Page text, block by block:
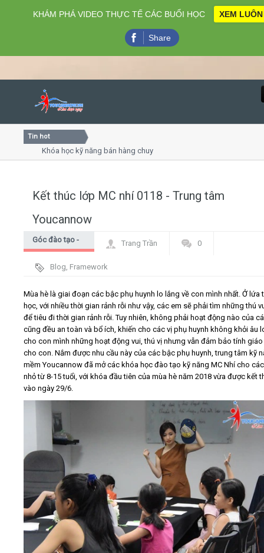
Close
Home
Video
Kiến thức
Liên hệ - Đăng ký
Tìm kiếm
Tin hot
Khóa học kỹ năng bán hàng chuyên nghiệp X10 doanh số
Kết thúc lớp MC nhí 0118 - Trung tâm
Youcannow
Góc đào tạo -
Trang Trần 0
Blog, Framework
Mùa hè là giai đoạn các bậc phụ huynh lo lắng về con mình nhất. Ở lứa
học, với nhiều thời gian rảnh rỗi như vậy, các em sẽ phải tìm những thú
để tiêu đi thời gian rảnh rỗi. Tuy nhiên, không phải hoạt động nào của
cũng đều an toàn và bổ ích, khiến cho các vị phụ huynh không khỏi âu
cho con mình những hoạt động vui, thú vị nhưng vẫn đảm bảo tính
cho con. Nắm được nhu cầu này của các bậc phụ huynh, trung tâm kỹ
mềm Youcannow đã mở các khóa học đào tạo kỹ năng MC Nhí cho
nhỏ từ 8-15 tuổi, với khóa đầu tiên của mùa hè năm 2018 vừa được kết
vào ngày 29/6.
KHÁM PHÁ VIDEO THỰC TẾ CÁC BUỔI HỌC XEM LUÔN
Share